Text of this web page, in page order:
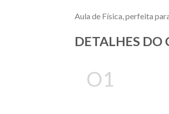
Aula de Física, perfeita
DETALHES DO
O1